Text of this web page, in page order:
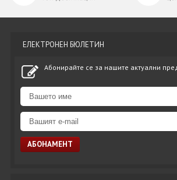
ЕЛЕКТРОНЕН БЮЛЕТИН
Абонирайте се за нашите актуални